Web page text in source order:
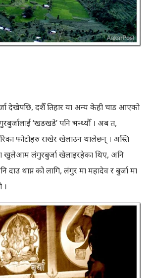
देखेपछि, दशैँ तिहार या अन्य केही चाड आएको
‘खडखडे’ पनि भन्थ्यौँ । अब त,
फोटोहरु राखेर खेलाउन थालेछन् । अस्ति
खुलेआम लंगुरबुर्जा खेलाइरहेका थिए, अनि
दाउ थाप्न को लागि, लंगुर मा महादेव र बुर्जा मा
।